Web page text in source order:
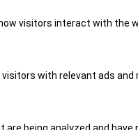
visitors interact with the
with relevant ads